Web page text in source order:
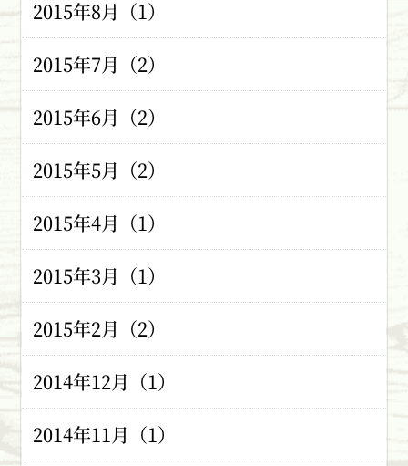
2015年8月（1）
2015年7月（2）
2015年6月（2）
2015年5月（2）
2015年4月（1）
2015年3月（1）
2015年2月（2）
2014年12月（1）
2014年11月（1）